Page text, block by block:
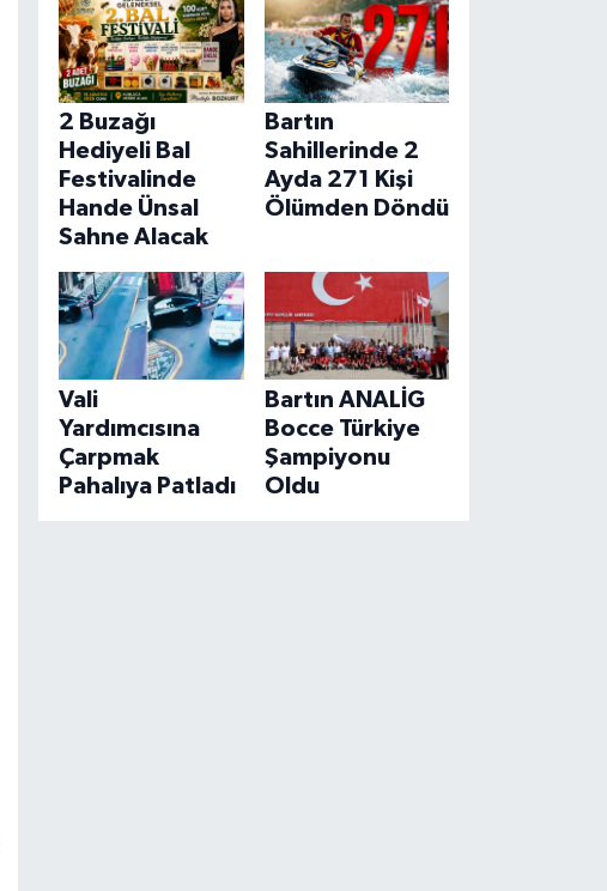
2 Buzağı
Hediyeli Bal
Festivalinde
Hande Ünsal
Sahne Alacak
Bartın
Sahillerinde 2
Ayda 271 Kişi
Ölümden Döndü
Vali
Yardımcısına
Çarpmak
Pahalıya Patladı
Bartın ANALİG
Bocce Türkiye
Şampiyonu
Oldu